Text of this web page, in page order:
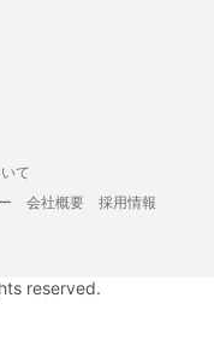
て
会社概要
採用情報
reserved.